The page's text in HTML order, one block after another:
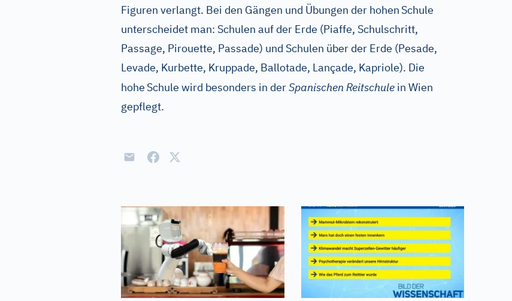
Figuren verlangt. Bei den Gängen und Übungen der hohen Schule
unterscheidet man: Schulen auf der Erde (Piaffe, Schulschritt,
Passage, Pirouette, Passade) und Schulen über der Erde (Pesade,
Levade, Kurbette, Kruppade, Ballotade, Lançade, Kapriole). Die
hohe Schule wird besonders in derSpanischen Reitschule in Wien
gepflegt.